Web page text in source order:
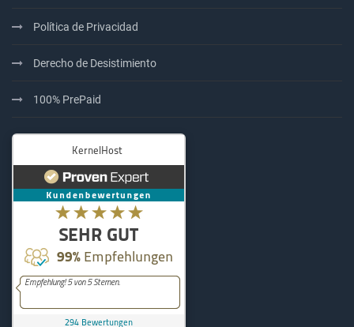
Política de Privacidad
Derecho de Desistimiento
100% PrePaid